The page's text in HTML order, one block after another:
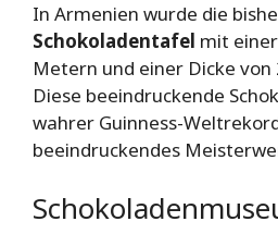
In Armenien wurde die
Schokoladentafel mit
Metern und einer Dicke
Diese beeindruckende
wahrer Guinness-
beeindruckendes